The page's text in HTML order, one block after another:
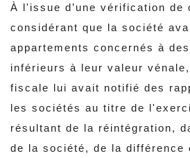
À l'issue d’une vérification de
considérant que la société
appartements concernés à
inférieurs à leur valeur
fiscale lui avait notifié des
les sociétés au titre de
résultant de la réintégration,
de la société, de la différence